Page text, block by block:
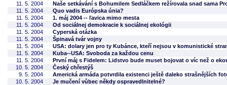
11. 5. 2004
Naše setkávání s Bohumilem Sedláčkem režírovala snad sama
11. 5. 2004
Quo vadis Európska únia?
11. 5. 2004
1. máj 2004 -- ľavica mimo mesta
11. 5. 2004
Od sociálnej demokracie k sociálnej ekológii
11. 5. 2004
Cyperská otázka
11. 5. 2004
Špinavá tvár vojny
11. 5. 2004
USA: dolary jen pro ty Kubánce, kteří nejsou v komunistické
11. 5. 2004
Kuba--USA: Svoboda za každou cenu
11. 5. 2004
První máj s Fidelem: Lidstvo bude muset bojovat o víc než o
10. 5. 2004
Český chřestýš
9. 5. 2004
Americká armáda potvrdila existenci ještě daleko strašnějších
10. 5. 2004
Je mučení vůbec někdy ospravedlnitelné?